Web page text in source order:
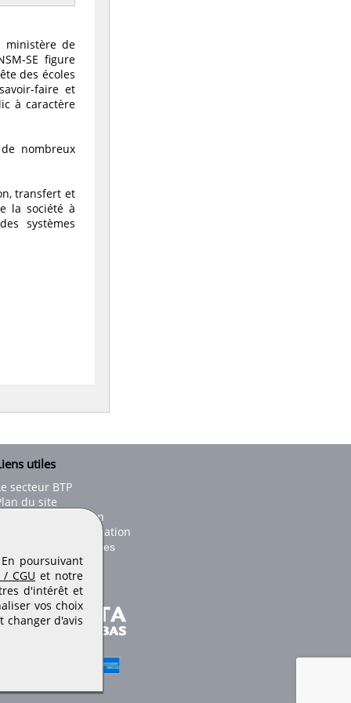
ministère de
SE figure
des écoles
faire et
à caractère
nombreux
transfert et
la société à
systèmes
utiles
secteur BTP
du site
d'utilisation
de publication
des cookies
poursuivant
/ CGU et notre
d'intérêt et
vos choix
changer d'avis